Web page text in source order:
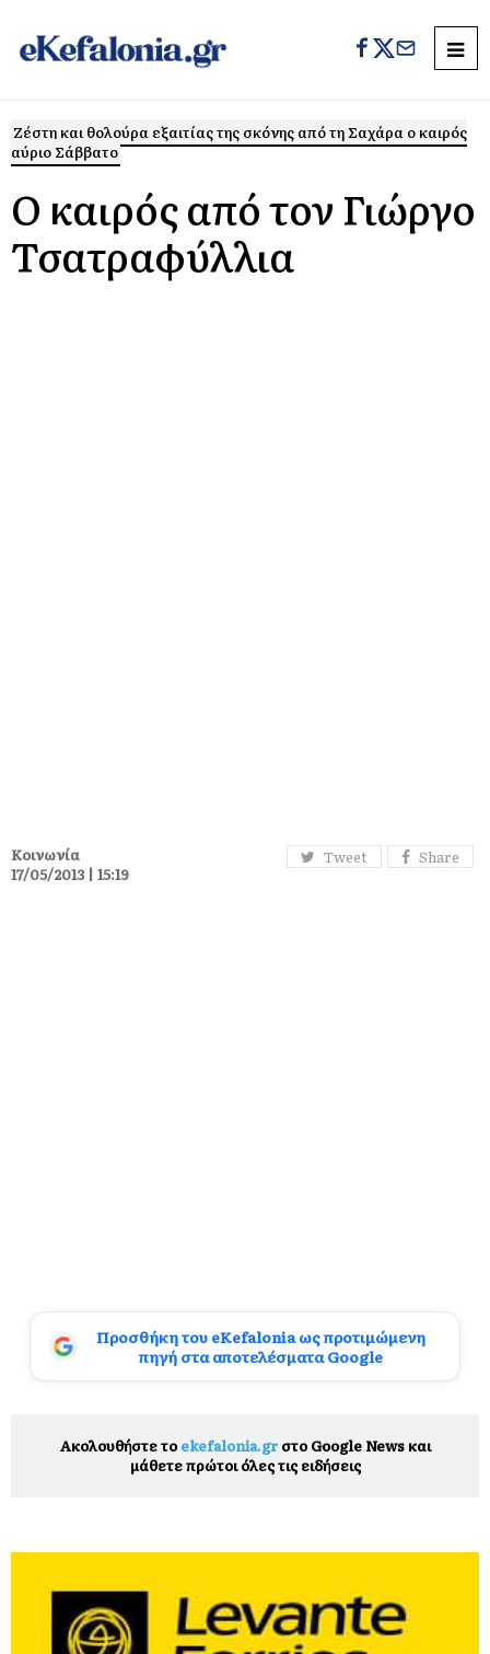
Ζέστη και θολούρα εξαιτίας της σκόνης από τη Σαχάρα ο καιρός
αύριο Σάββατο
Ο καιρός από τον Γιώργο
Τσατραφύλλια
Tweet Share
Κοινωνία
17/05/2013 | 15:19
Προσθήκη του eKefalonia ως προτιμώμενη
πηγή στα αποτελέσματα Google
Ακολουθήστε το ekefalonia.grστο Google News και
μάθετε πρώτοι όλες τις ειδήσεις